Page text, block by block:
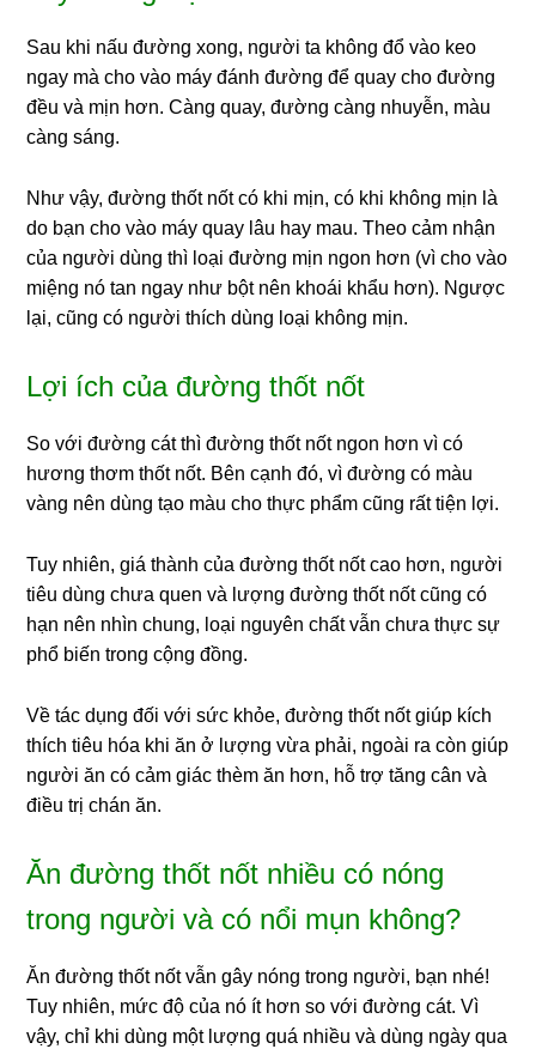
Sau khi nấu đường xong, người ta không đổ vào keo
ngay mà cho vào máy đánh đường để quay cho đường
đều và mịn hơn. Càng quay, đường càng nhuyễn, màu
càng sáng.
Như vậy, đường thốt nốt có khi mịn, có khi không mịn là
do bạn cho vào máy quay lâu hay mau. Theo cảm nhận
của người dùng thì loại đường mịn ngon hơn (vì cho vào
miệng nó tan ngay như bột nên khoái khẩu hơn). Ngược
lại, cũng có người thích dùng loại không mịn.
Lợi ích của đường thốt nốt
So với đường cát thì đường thốt nốt ngon hơn vì có
hương thơm thốt nốt. Bên cạnh đó, vì đường có màu
vàng nên dùng tạo màu cho thực phẩm cũng rất tiện lợi.
Tuy nhiên, giá thành của đường thốt nốt cao hơn, người
tiêu dùng chưa quen và lượng đường thốt nốt cũng có
hạn nên nhìn chung, loại nguyên chất vẫn chưa thực sự
phổ biến trong cộng đồng.
Về tác dụng đối với sức khỏe, đường thốt nốt giúp kích
thích tiêu hóa khi ăn ở lượng vừa phải, ngoài ra còn giúp
người ăn có cảm giác thèm ăn hơn, hỗ trợ tăng cân và
điều trị chán ăn.
Ăn đường thốt nốt nhiều có nóng
trong người và có nổi mụn không?
Ăn đường thốt nốt vẫn gây nóng trong người, bạn nhé!
Tuy nhiên, mức độ của nó ít hơn so với đường cát. Vì
vậy, chỉ khi dùng một lượng quá nhiều và dùng ngày qua